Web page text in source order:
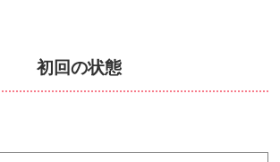
初回の状態